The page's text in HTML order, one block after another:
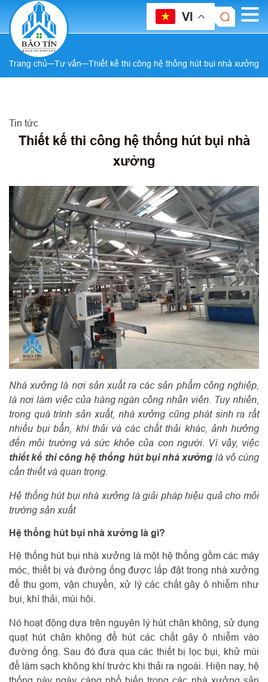
VI
Trang chủ Tư vấn Thiết kế thi công hệ thống hút bụi nhà xưởng
Tin tức
Thiết kế thi công hệ thống hút bụi nhà
xưởng
Nhà xưởng là nơi sản xuất ra các sản phẩm công nghiệp,
là nơi làm việc của hàng ngàn công nhân viên. Tuy nhiên,
trong quá trình sản xuất, nhà xưởng cũng phát sinh ra rất
nhiều bụi bẩn, khí thải và các chất thải khác, ảnh hưởng
đến môi trường và sức khỏe của con người. Vì vậy, việc
thiết kế thi công hệ thống hút bụi nhà xưởng là vô cùng
cần thiết và quan trọng.
Hệ thống hút bụi nhà xưởng là giải pháp hiệu quả cho môi
trường sản xuất
Hệ thống hút bụi nhà xưởng là gì?
Hệ thống hút bụi nhà xưởng là một hệ thống gồm các máy
móc, thiết bị và đường ống được lắp đặt trong nhà xưởng
để thu gom, vận chuyển, xử lý các chất gây ô nhiễm như
bụi, khí thải, mùi hôi.
Nó hoạt động dựa trên nguyên lý hút chân không, sử dụng
quạt hút chân không để hút các chất gây ô nhiễm vào
đường ống. Sau đó đưa qua các thiết bị lọc bụi, khử mùi
để làm sạch không khí trước khi thải ra ngoài. Hiện nay, hệ